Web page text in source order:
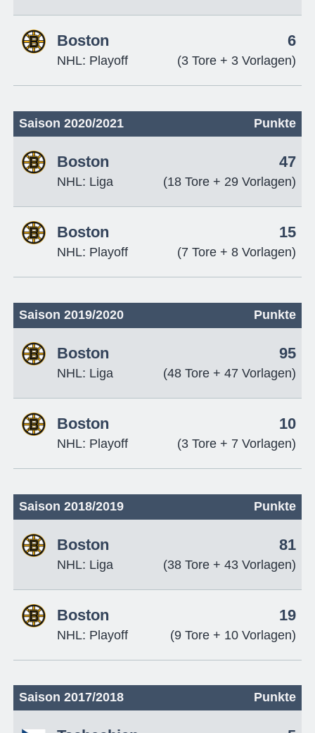
Boston
NHL: Playoff
6
(3 Tore + 3 Vorlagen)
Saison 2020/2021 Punkte
Boston
NHL: Liga
47
(18 Tore + 29 Vorlagen)
Boston
NHL: Playoff
15
(7 Tore + 8 Vorlagen)
Saison 2019/2020 Punkte
Boston
NHL: Liga
95
(48 Tore + 47 Vorlagen)
Boston
NHL: Playoff
10
(3 Tore + 7 Vorlagen)
Saison 2018/2019 Punkte
Boston
NHL: Liga
81
(38 Tore + 43 Vorlagen)
Boston
NHL: Playoff
19
(9 Tore + 10 Vorlagen)
Saison 2017/2018 Punkte